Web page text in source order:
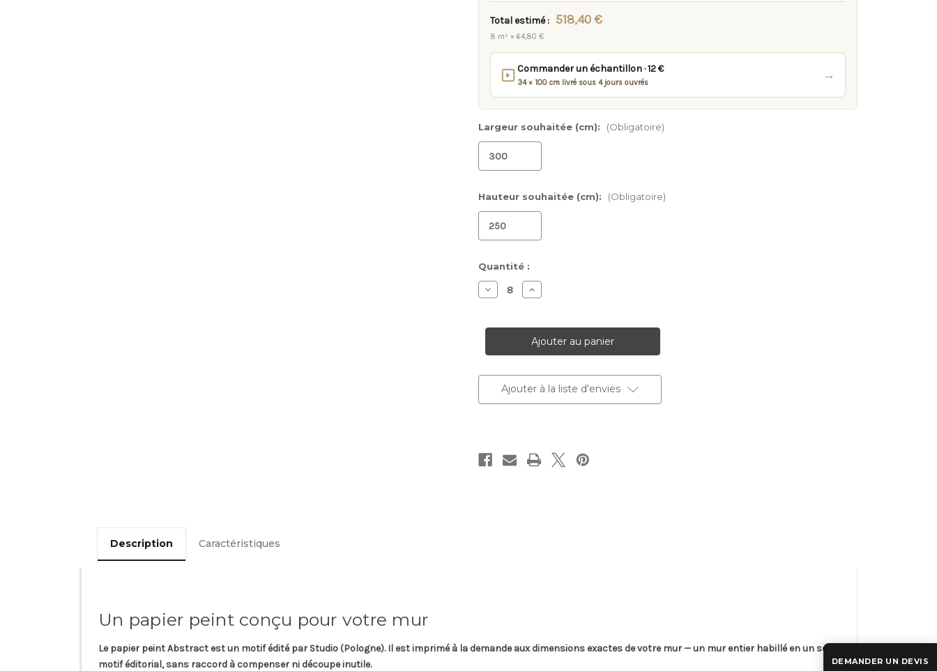
Total estimé : 518,40 €
8 m² × 64,80 €
Commander un échantillon · 12 €
34 × 100 cm livré sous 4 jours ouvrés
→
Largeur souhaitée (cm): (Obligatoire)
Hauteur souhaitée (cm): (Obligatoire)
Stock
actuel :
Quantité :
Diminuer
la
Papier
Augmenter
la
Papier
peint
Abstract
Ajouter à la liste d'envies
Description Caractéristiques
Un papier peint conçu pour votre mur
Le papier peintAbstract est un motif édité par Studio (Pologne). Il est imprimé à la demande aux dimensions exactes de votre mur — un mur entier habillé en un seul
motif éditorial, sans raccord à compenser ni découpe inutile.
DEMANDER UN DEVIS